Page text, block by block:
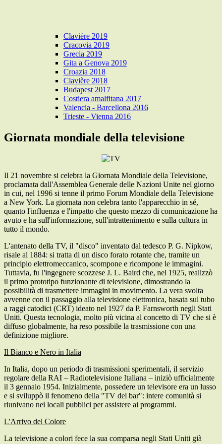
Clavière 2019
Cracovia 2019
Grecia 2019
Gita a Genova 2019
Croazia 2018
Clavière 2018
Budapest 2017
Costiera amalfitana 2017
Valencia - Barcellona 2016
Trieste - Vienna 2016
Giornata mondiale della televisione
Il 21 novembre si celebra la Giornata Mondiale della Televisione,
proclamata dall'Assemblea Generale delle Nazioni Unite nel giorno
in cui, nel 1996 si tenne il primo Forum Mondiale della Televisione
a New York. La giornata non celebra tanto l'apparecchio in sé,
quanto l'influenza e l'impatto che questo mezzo di comunicazione ha
avuto e ha sull'informazione, sull'intrattenimento e sulla cultura in
tutto il mondo.
L'antenato della TV, il "disco" inventato dal tedesco P. G. Nipkow,
risale al 1884: si tratta di un disco forato rotante che, tramite un
principio elettromeccanico, scompone e ricompone le immagini.
Tuttavia, fu l'ingegnere scozzese J. L. Baird che, nel 1925, realizzò
il primo prototipo funzionante di televisione, dimostrando la
possibilità di trasmettere immagini in movimento. La vera svolta
avvenne con il passaggio alla televisione elettronica, basata sul tubo
a raggi catodici (CRT) ideato nel 1927 da P. Farnsworth negli Stati
Uniti. Questa tecnologia, molto più vicina al concetto di TV che si è
diffuso globalmente, ha reso possibile la trasmissione con una
definizione migliore.
Il Bianco e Nero in Italia
In Italia, dopo un periodo di trasmissioni sperimentali, il servizio
regolare della RAI – Radiotelevisione Italiana – iniziò ufficialmente
il 3 gennaio 1954. Inizialmente, possedere un televisore era un lusso
e si sviluppò il fenomeno della "TV del bar": intere comunità si
riunivano nei locali pubblici per assistere ai programmi.
L'Arrivo del Colore
La televisione a colori fece la sua comparsa negli Stati Uniti già